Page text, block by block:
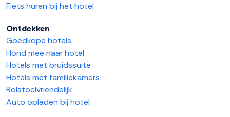
Fiets huren bij het hotel
Ontdekken
Goedkope hotels
Hond mee naar hotel
Hotels met bruidssuite
Hotels met familiekamers
Rolstoelvriendelijk
Auto opladen bij hotel